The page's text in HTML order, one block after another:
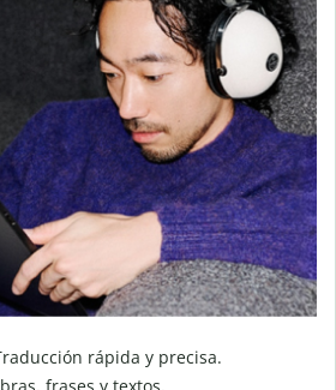
rápida y precisa.
frases y textos.